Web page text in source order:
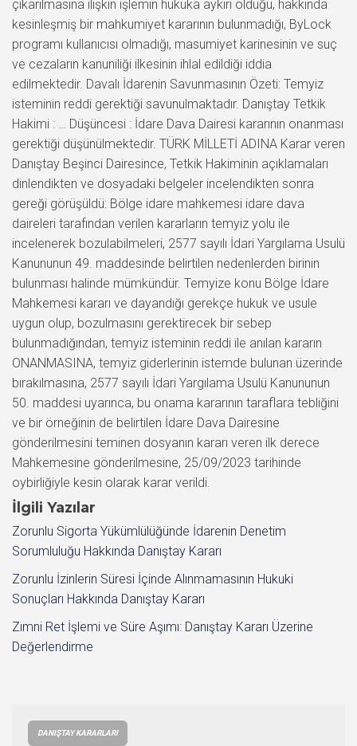
çıkarılmasına ilişkin işlemin hukuka aykırı olduğu, hakkında
kesinleşmiş bir mahkumiyet kararının bulunmadığı, ByLock
programı kullanıcısı olmadığı, masumiyet karinesinin ve suç
ve cezaların kanuniliği ilkesinin ihlal edildiği iddia
edilmektedir. Davalı İdarenin Savunmasının Özeti: Temyiz
isteminin reddi gerektiği savunulmaktadır. Danıştay Tetkik
Hakimi : … Düşüncesi : İdare Dava Dairesi kararının onanması
gerektiği düşünülmektedir. TÜRK MİLLETİ ADINA Karar veren
Danıştay Beşinci Dairesince, Tetkik Hakiminin açıklamaları
dinlendikten ve dosyadaki belgeler incelendikten sonra
gereği görüşüldü: Bölge idare mahkemesi idare dava
daireleri tarafından verilen kararların temyiz yolu ile
incelenerek bozulabilmeleri, 2577 sayılı İdari Yargılama Usulü
Kanununun 49. maddesinde belirtilen nedenlerden birinin
bulunması halinde mümkündür. Temyize konu Bölge İdare
Mahkemesi kararı ve dayandığı gerekçe hukuk ve usule
uygun olup, bozulmasını gerektirecek bir sebep
bulunmadığından, temyiz isteminin reddi ile anılan kararın
ONANMASINA, temyiz giderlerinin istemde bulunan üzerinde
bırakılmasına, 2577 sayılı İdari Yargılama Usulü Kanununun
50. maddesi uyarınca, bu onama kararının taraflara tebliğini
ve bir örneğinin de belirtilen İdare Dava Dairesine
gönderilmesini teminen dosyanın kararı veren ilk derece
Mahkemesine gönderilmesine, 25/09/2023 tarihinde
oybirliğiyle kesin olarak karar verildi.
İlgili Yazılar
Zorunlu Sigorta Yükümlülüğünde İdarenin Denetim
Sorumluluğu Hakkında Danıştay Kararı
Zorunlu İzinlerin Süresi İçinde Alınmamasının Hukuki
Sonuçları Hakkında Danıştay Kararı
Zımni Ret İşlemi ve Süre Aşımı: Danıştay Kararı Üzerine
Değerlendirme
DANIŞTAY KARARLARI